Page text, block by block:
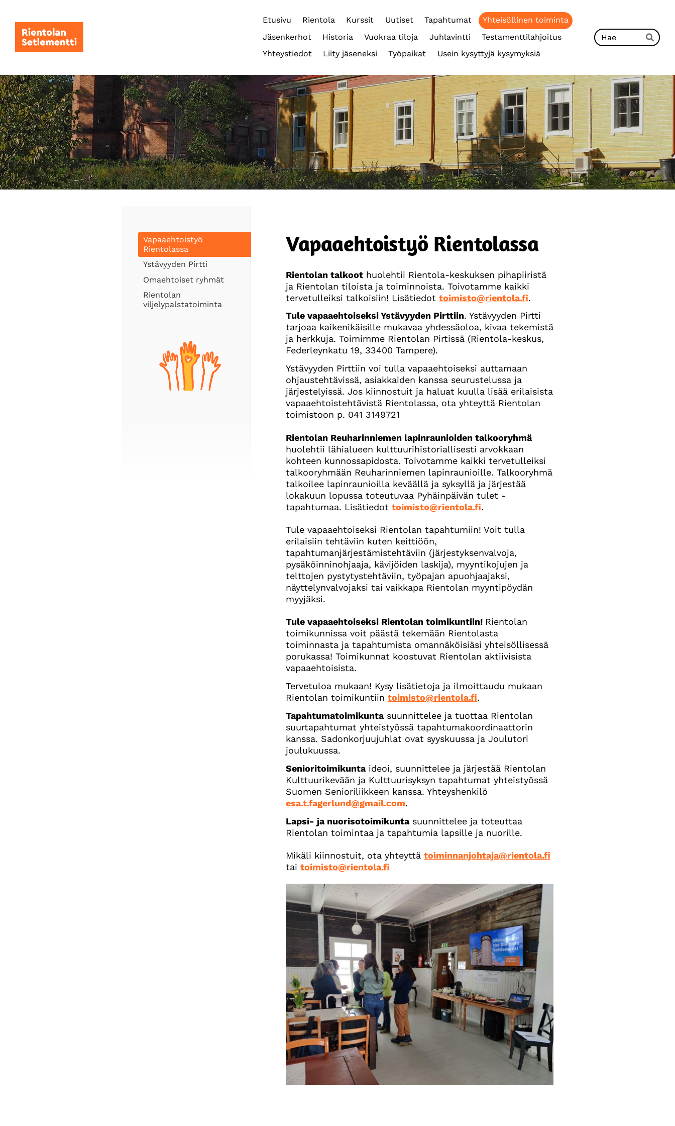
sivun
sisältöön
Rientolan Setlementti ry
Etusivu Rientola Kurssit Uutiset Tapahtumat
Yhteisöllinen toiminta
Jäsenkerhot
Historia Vuokraa tiloja Juhlavintti
Testamenttilahjoitus
Yhteystiedot
Liity jäseneksi Työpaikat Usein kysyttyjä kysymyksiä
Hae
Vapaaehtoistyö
Rientolassa
Ystävyyden Pirtti
Omaehtoiset ryhmät
Rientolan
viljelypalstatoiminta
Vapaaehtoistyö Rientolassa
Rientolan talkoothuolehtii Rientola-keskuksen pihapiiristä
ja Rientolan tiloista ja toiminnoista. Toivotamme kaikki
tervetulleiksi talkoisiin! Lisätiedot toimisto@rientola.fi.
Tule vapaaehtoiseksi Ystävyyden Pirttiin. Ystävyyden Pirtti
tarjoaa kaikenikäisille mukavaa yhdessäoloa, kivaa tekemistä
ja herkkuja. Toimimme Rientolan Pirtissä (Rientola-keskus,
Federleynkatu 19, 33400 Tampere).
Ystävyyden Pirttiin voi tulla vapaaehtoiseksi auttamaan
ohjaustehtävissä, asiakkaiden kanssa seurustelussa ja
järjestelyissä. Jos kiinnostuit ja haluat kuulla lisää erilaisista
vapaaehtoistehtävistä Rientolassa, ota yhteyttä Rientolan
toimistoon p. 041 3149721
Rientolan Reuharinniemen lapinraunioiden talkooryhmä
huolehtii lähialueen kulttuurihistoriallisesti arvokkaan
kohteen kunnossapidosta. Toivotamme kaikki tervetulleiksi
talkooryhmään Reuharinniemen lapinraunioille. Talkooryhmä
talkoilee lapinraunioilla keväällä ja syksyllä ja järjestää
lokakuun lopussa toteutuvaa Pyhäinpäivän tulet -
tapahtumaa. Lisätiedot toimisto@rientola.fi.
Tule vapaaehtoiseksi Rientolan tapahtumiin! Voit tulla
erilaisiin tehtäviin kuten keittiöön,
tapahtumanjärjestämistehtäviin (järjestyksenvalvoja,
pysäköinninohjaaja, kävijöiden laskija), myyntikojujen ja
telttojen pystytystehtäviin, työpajan apuohjaajaksi,
näyttelynvalvojaksi tai vaikkapa Rientolan myyntipöydän
myyjäksi.
Tule vapaaehtoiseksi Rientolan toimikuntiin! Rientolan
toimikunnissa voit päästä tekemään Rientolasta
toiminnasta ja tapahtumista omannäköisiäsi yhteisöllisessä
porukassa! Toimikunnat koostuvat Rientolan aktiivisista
vapaaehtoisista.
Tervetuloa mukaan! Kysy lisätietoja ja ilmoittaudu mukaan
Rientolan toimikuntiin toimisto@rientola.fi.
Tapahtumatoimikuntasuunnittelee ja tuottaa Rientolan
suurtapahtumat yhteistyössä tapahtumakoordinaattorin
kanssa. Sadonkorjuujuhlat ovat syyskuussa ja Joulutori
joulukuussa.
Senioritoimikuntaideoi, suunnittelee ja järjestää Rientolan
Kulttuurikevään ja Kulttuurisyksyn tapahtumat yhteistyössä
Suomen Senioriliikkeen kanssa. Yhteyshenkilö
esa.t.fagerlund@gmail.com.
Lapsi- ja nuorisotoimikuntasuunnittelee ja toteuttaa
Rientolan toimintaa ja tapahtumia lapsille ja nuorille.
Mikäli kiinnostuit, ota yhteyttä toiminnanjohtaja@rientola.fi
tai toimisto@rientola.fi